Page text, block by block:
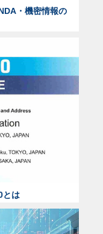
・機密情報の
とは